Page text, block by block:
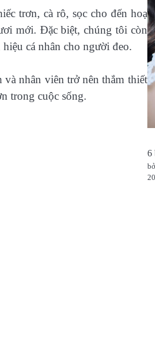
trơn, cà rô, sọc cho đến hoạ
mới. Đặc biệt, chúng tôi còn
cá nhân cho người đeo.
nhân viên trở nên thắm thiết
trong cuộc sống.
6